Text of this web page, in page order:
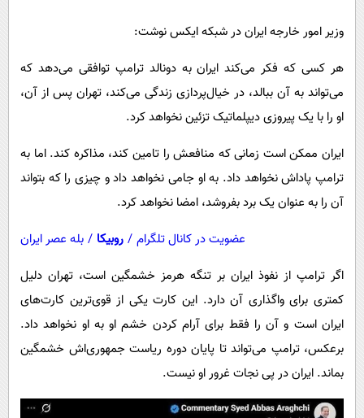
محیط زیست
فرهنگی
بین الملل
دانلود
وزیر امور خارجه ایران در شبکه ایکس نوشت:
هر کسی که فکر می‌کند ایران به دونالد ترامپ توافقی می‌دهد که
می‌تواند به آن ببالد، در خیال‌پردازی زندگی می‌کند، تهران پس از آن،
او را با یک پیروزی دیپلماتیک تزئین نخواهد کرد.
ایران ممکن است زمانی که منافعش را تامین کند، مذاکره کند. اما به
ترامپ پاداش نخواهد داد. به او جامی نخواهد داد و چیزی را که بتواند
آن را به عنوان یک برد بفروشد، امضا نخواهد کرد.
عضویت در کانال تلگرام / روبیکا / بله عصر ایران
اگر ترامپ از نفوذ ایران بر تنگه هرمز خشمگین است، تهران دلیل
کمتری برای واگذاری آن دارد. این کارت یکی از قوی‌ترین کارت‌های
ایران است و آن را فقط برای آرام کردن خشم او به او نخواهد داد.
برعکس، ترامپ می‌تواند تا پایان دوره ریاست جمهوری‌اش خشمگین
بماند. ایران در پی نجات غرور او نیست.